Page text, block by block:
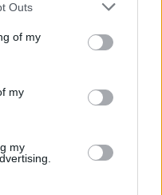
cuenta que algún
el derecho de
se aplicarán
en este sitio web o
Outs
of my
my
my